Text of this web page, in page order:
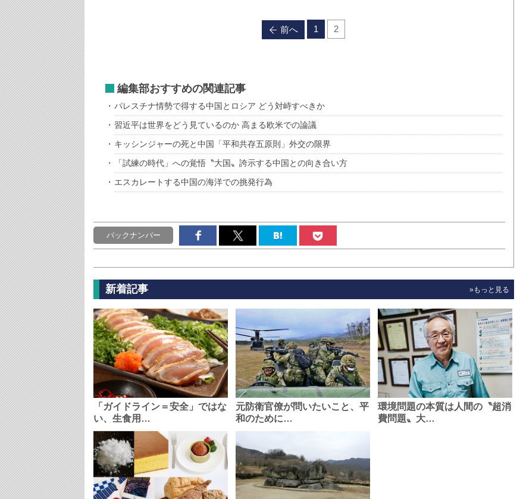
前へ 1 2
編集部おすすめの関連記事
パレスチナ情勢で得する中国とロシア どう対峙すべきか
習近平は世界をどう見ているのか 高まる欧米での論議
キッシンジャーの死と中国「平和共存五原則」外交の限界
「試練の時代」への覚悟〝大国〟誇示する中国との向き合い方
エスカレートする中国の海洋での挑発行為
バックナンバー
新着記事 »もっと見る
「ガイドライン＝安全」ではな
い、生食用…
元防衛官僚が問いたいこと、平
和のために…
環境問題の本質は人間の〝超消
費問題〟大…